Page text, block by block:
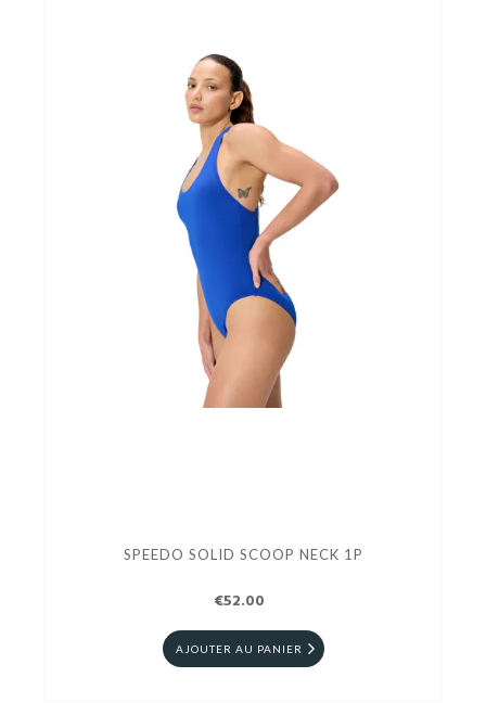
SPEEDO SOLID SCOOP NECK 1P
€52.00
AJOUTER AU PANIER